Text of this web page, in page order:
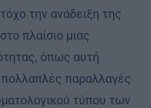
την ανάδειξη της
πλαίσιο μιας
όπως αυτή
παραλλαγές
τύπου των